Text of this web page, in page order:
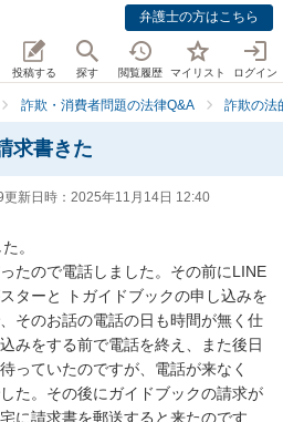
弁護士の方はこちら
投稿する 探す 閲覧履歴 マイリスト ログイン
詐欺・消費者問題の法律Q&A 詐欺の法
求書きた
更新日時： 2025年11月14日 12:40
。
たので電話しました。その前にLINE
ターと トガイドブックの申し込みを
そのお話の電話の日も時間が無く仕
みをする前で電話を終え、また後日
っていたのですが、電話が来なく
た。その後にガイドブックの請求が
に請求書を郵送すると来たのです